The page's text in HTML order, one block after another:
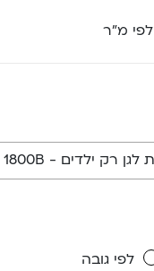
מ”ר
לפי גובה